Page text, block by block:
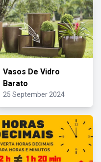
Vasos De Vidro
Barato
25 September 2024